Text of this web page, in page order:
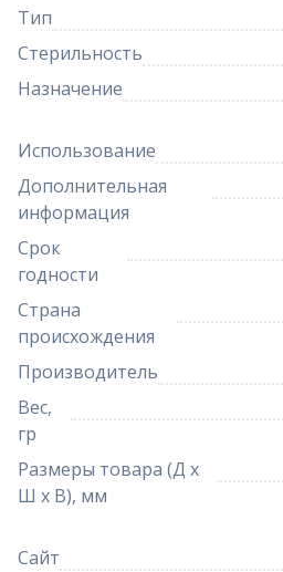
Тип
Стерильность
Назначение
Использование
Дополнительная
информация
Срок
годности
Страна
происхождения
Производитель
Вес,
гр
Размеры товара (Д х
Ш х В), мм
Сайт